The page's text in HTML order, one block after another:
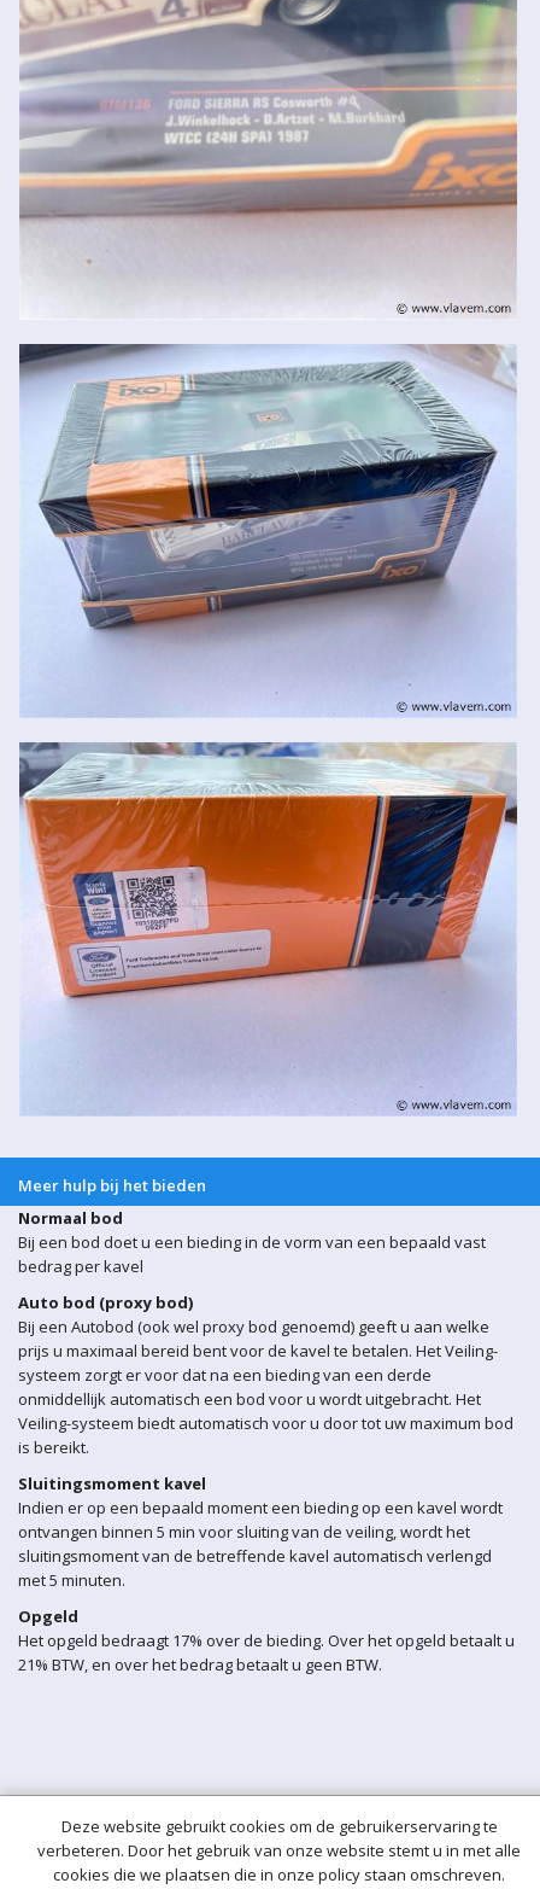
Meer hulp bij het bieden
Normaal bod
Bij een bod doet u een bieding in de vorm van een bepaald vast
bedrag per kavel
Auto bod (proxy bod)
Bij een Autobod (ook wel proxy bod genoemd) geeft u aan welke
prijs u maximaal bereid bent voor de kavel te betalen. Het Veiling-
systeem zorgt er voor dat na een bieding van een derde
onmiddellijk automatisch een bod voor u wordt uitgebracht. Het
Veiling-systeem biedt automatisch voor u door tot uw maximum bod
is bereikt.
Sluitingsmoment kavel
Indien er op een bepaald moment een bieding op een kavel wordt
ontvangen binnen 5 min voor sluiting van de veiling, wordt het
sluitingsmoment van de betreffende kavel automatisch verlengd
met 5 minuten.
Opgeld
Het opgeld bedraagt 17% over de bieding. Over het opgeld betaalt u
21% BTW, en over het bedrag betaalt u geen BTW.
Deze website gebruikt cookies om de gebruikerservaring te
verbeteren. Door het gebruik van onze website stemt u in met alle
cookies die we plaatsen die in onze policy staan omschreven.